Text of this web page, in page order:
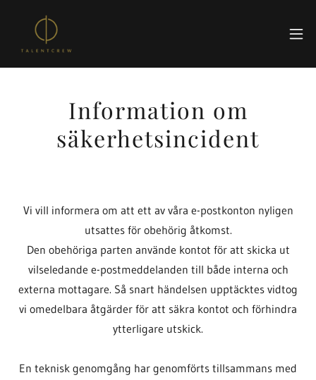
Information om
säkerhetsincident
Vi vill informera om att ett av våra e-postkonton nyligen
utsattes för obehörig åtkomst.
Den obehöriga parten använde kontot för att skicka ut
vilseledande e-postmeddelanden till både interna och
externa mottagare. Så snart händelsen upptäcktes vidtog
vi omedelbara åtgärder för att säkra kontot och förhindra
ytterligare utskick.
En teknisk genomgång har genomförts tillsammans med